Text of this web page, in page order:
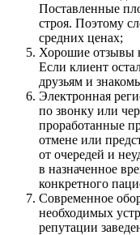
Поставленные
строя. Поэтому
средних ценах;
Хорошие отзывы
Если клиент
друзьям и
Электронная
по звонку или
проработанные
отмене или
от очередей и
в назначенное
конкретного
Современное
необходимых
репутации